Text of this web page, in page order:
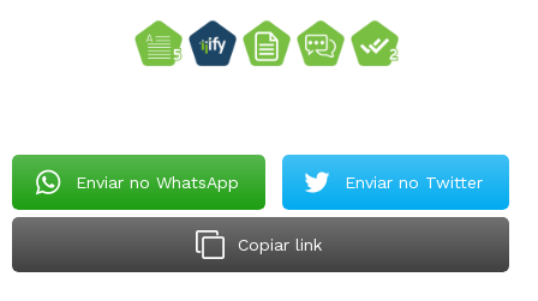
Enviar no WhatsApp Enviar no Twitter
Copiar link